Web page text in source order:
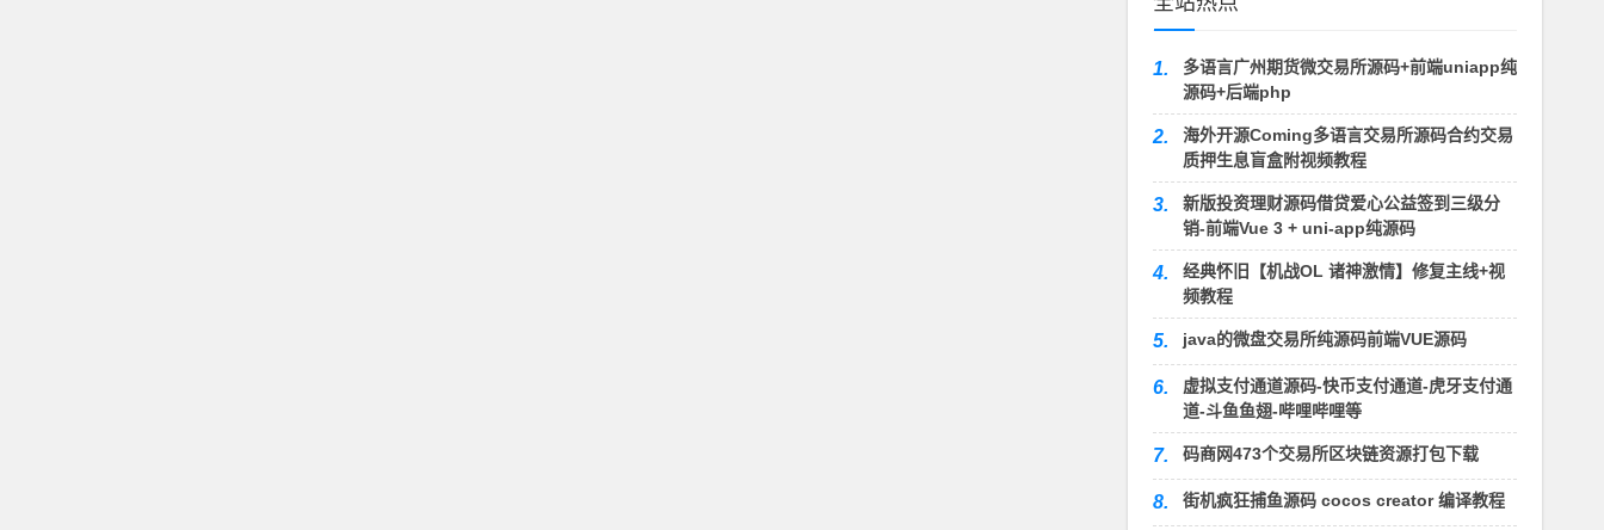
1.
多语言广州期货微交易所源码+前端uniapp纯
源码+后端php
2.
海外开源Coming多语言交易所源码合约交易
质押生息盲盒附视频教程
3.
新版投资理财源码借贷爱心公益签到三级分
销-前端Vue 3 + uni-app纯源码
4.
经典怀旧【机战OL 诸神激情】修复主线+视
频教程
5. java的微盘交易所纯源码前端VUE源码
6.
虚拟支付通道源码-快币支付通道-虎牙支付通
道-斗鱼鱼翅-哔哩哔哩等
7. 码商网473个交易所区块链资源打包下载
8. 街机疯狂捕鱼源码 cocos creator 编译教程